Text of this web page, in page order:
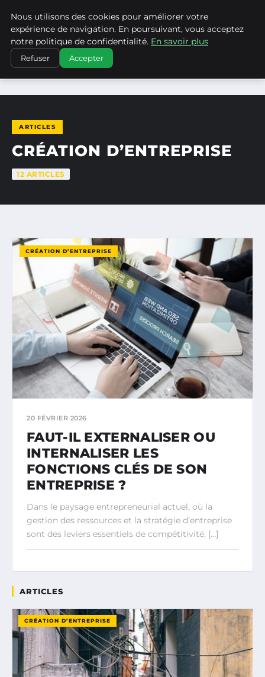
WP CAPE
ACCUEIL CRÉATION D’ENTREPRISE
ARTICLES
CRÉATION D’ENTREPRISE
12 ARTICLES
CRÉATION D’ENTREPRISE
20 FÉVRIER 2026
FAUT-IL EXTERNALISER OU
INTERNALISER LES
FONCTIONS CLÉS DE SON
ENTREPRISE ?
Dans le paysage entrepreneurial actuel, où la
gestion des ressources et la stratégie d’entreprise
sont des leviers essentiels de compétitivité, […]
ARTICLES
CRÉATION D’ENTREPRISE
Nous utilisons des cookies pour améliorer votre
expérience de navigation. En poursuivant, vous acceptez
notre politique de confidentialité. En savoir plus
Refuser Accepter